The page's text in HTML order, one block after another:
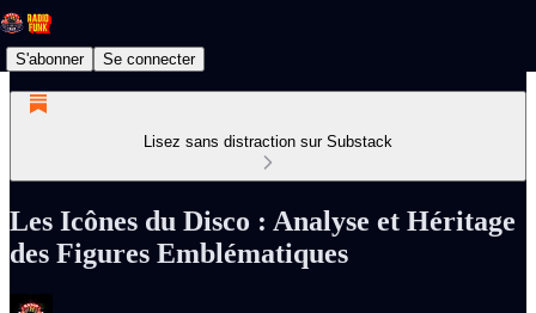
S'abonner Se connecter
Lisez sans distraction sur Substack
Les Icônes du Disco : Analyse et Héritage
des Figures Emblématiques